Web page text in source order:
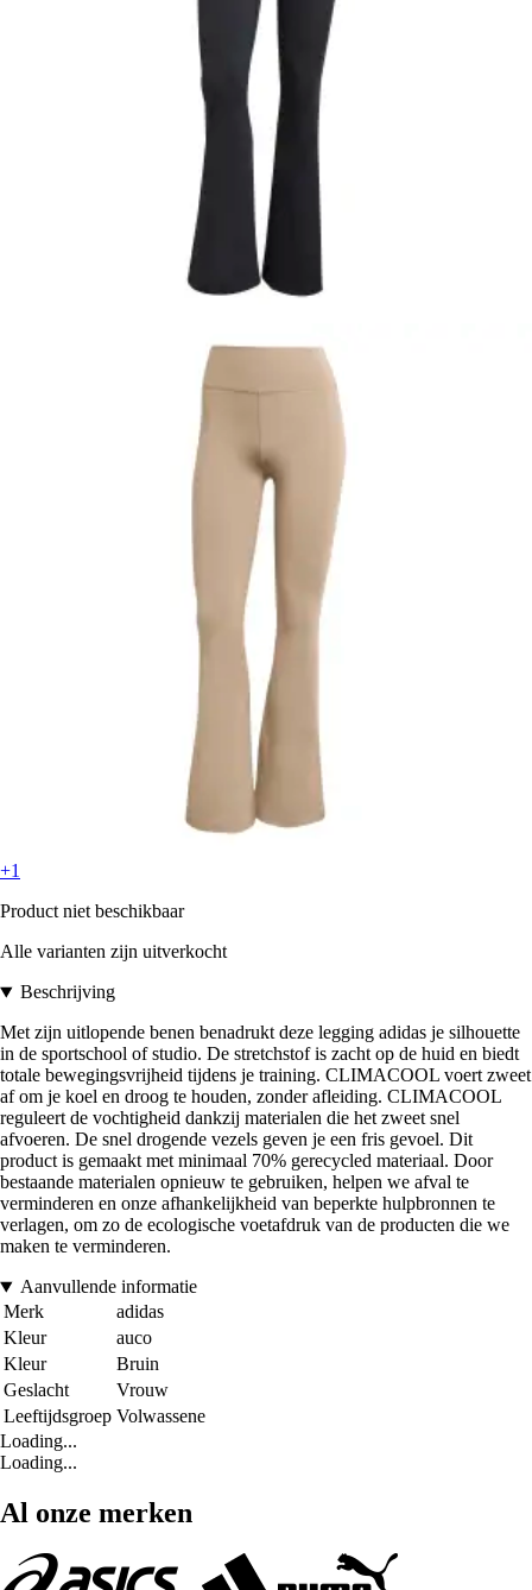
+1
Product niet beschikbaar
Alle varianten zijn uitverkocht
Beschrijving
Met zijn uitlopende benen benadrukt deze legging adidas je silhouette
in de sportschool of studio. De stretchstof is zacht op de huid en biedt
totale bewegingsvrijheid tijdens je training. CLIMACOOL voert zweet
af om je koel en droog te houden, zonder afleiding. CLIMACOOL
reguleert de vochtigheid dankzij materialen die het zweet snel
afvoeren. De snel drogende vezels geven je een fris gevoel. Dit
product is gemaakt met minimaal 70% gerecycled materiaal. Door
bestaande materialen opnieuw te gebruiken, helpen we afval te
verminderen en onze afhankelijkheid van beperkte hulpbronnen te
verlagen, om zo de ecologische voetafdruk van de producten die we
maken te verminderen.
Aanvullende informatie
Merk
adidas
Kleur
auco
Kleur
Bruin
Geslacht
Vrouw
Leeftijdsgroep Volwassene
Loading...
Loading...
Al onze merken